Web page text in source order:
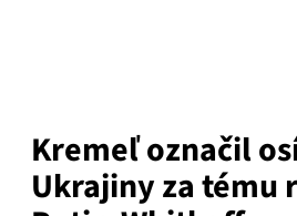
Kremeľ označil
Ukrajiny za tému